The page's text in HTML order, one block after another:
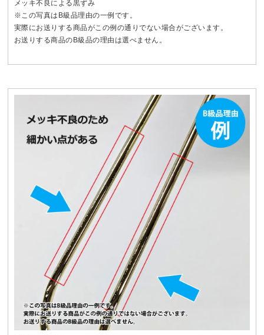
メッキ不良による黒ずみ
※この写真はB級品理由の一例です。
実際にお送りする商品がこの例の通りでない場合がございます。
お送りする商品のB級品の理由は選べません。